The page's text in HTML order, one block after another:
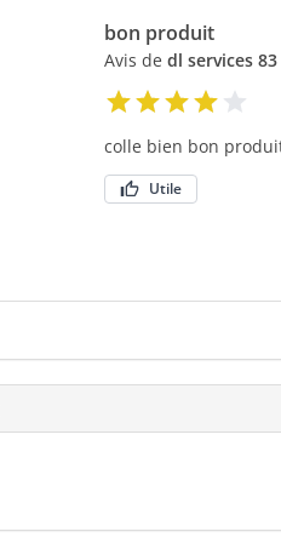
bon produit
Avis de dl services 83
colle bien bon
Utile